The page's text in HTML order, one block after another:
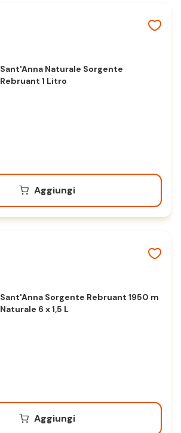
Sant'Anna Naturale Sorgente
Rebruant 1 Litro
Aggiungi
Sant'Anna Sorgente Rebruant 1950 m
Naturale 6 x 1,5 L
Aggiungi